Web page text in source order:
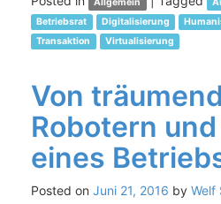
Betriebsrat
Digitalisierung
Transaktion
Virtualisierung
Von
Robotern
eines
Posted on Juni 21, 2016 by Welf